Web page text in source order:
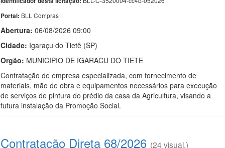
Portal: BLL Compras
Abertura: 06/08/2026 09:00
Cidade: Igaraçu do Tietê (SP)
Orgão: MUNICIPIO DE IGARACU DO TIETE
Contratação de empresa especializada, com fornecimento de
materiais, mão de obra e equipamentos necessários para execução
de serviços de pintura do prédio da casa da Agricultura, visando a
futura instalação da Promoção Social.
Contratação Direta 68/2026 (24 visual.)